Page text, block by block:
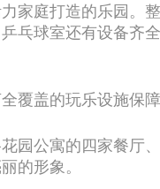
家庭打造的乐园。
乓球室还有设备齐
覆盖的玩乐设施保
园公寓的四家餐厅
的形象。